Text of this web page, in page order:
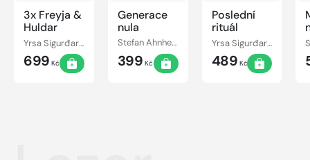
3x Freyja &
Huldar
Yrsa Sigurđardóttir
699 Kč
Generace
nula
Stefan Ahnhem
399 Kč
Poslední
rituál
Yrsa Sigurđardóttir
489 Kč